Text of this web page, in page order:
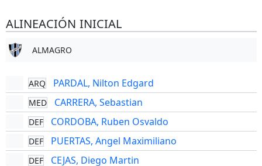
ALINEACIÓN INICIAL
ALMAGRO
ARQ PARDAL, Nilton Edgard
MED CARRERA, Sebastian
DEF CORDOBA, Ruben Osvaldo
DEF PUERTAS, Angel Maximiliano
DEF CEJAS, Diego Martin